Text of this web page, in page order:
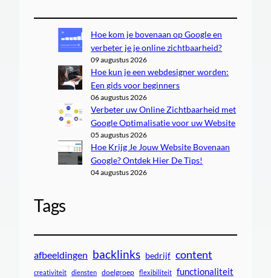
Hoe kom je bovenaan op Google en
verbeter je je online zichtbaarheid?
09 augustus 2026
Hoe kun je een webdesigner worden:
Een gids voor beginners
06 augustus 2026
Verbeter uw Online Zichtbaarheid met
Google Optimalisatie voor uw Website
05 augustus 2026
Hoe Krijg Je Jouw Website Bovenaan
Google? Ontdek Hier De Tips!
04 augustus 2026
Tags
afbeeldingen backlinks bedrijf content
creativiteit diensten doelgroep flexibiliteit functionaliteit